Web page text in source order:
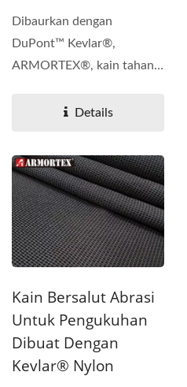
Dibaurkan dengan
DuPont™ Kevlar®,
ARMORTEX®, kain tahan
Details
Kain Bersalut Abrasi
Untuk Pengukuhan
Dibuat Dengan
Kevlar® Nylon